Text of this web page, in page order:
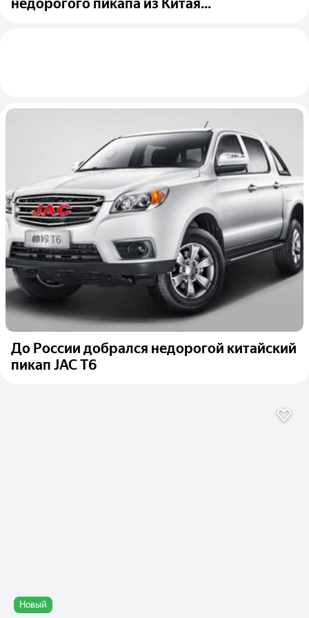
недорогого пикапа из Китая...
До России добрался недорогой китайский
пикап JAC T6
Новый